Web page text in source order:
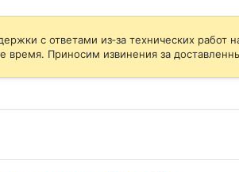
с ответами из‑за технических
время. Приносим извинения за